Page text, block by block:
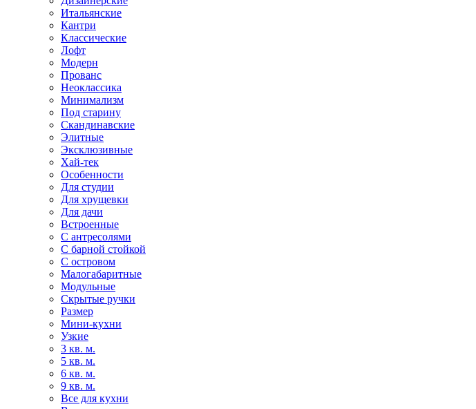
Итальянские
Кантри
Классические
Лофт
Модерн
Прованс
Неоклассика
Минимализм
Под старину
Скандинавские
Элитные
Эксклюзивные
Хай-тек
Особенности
Для студии
Для хрущевки
Для дачи
Встроенные
С антресолями
С барной стойкой
С островом
Малогабаритные
Модульные
Скрытые ручки
Размер
Мини-кухни
Узкие
3 кв. м.
5 кв. м.
6 кв. м.
9 кв. м.
Все для кухни